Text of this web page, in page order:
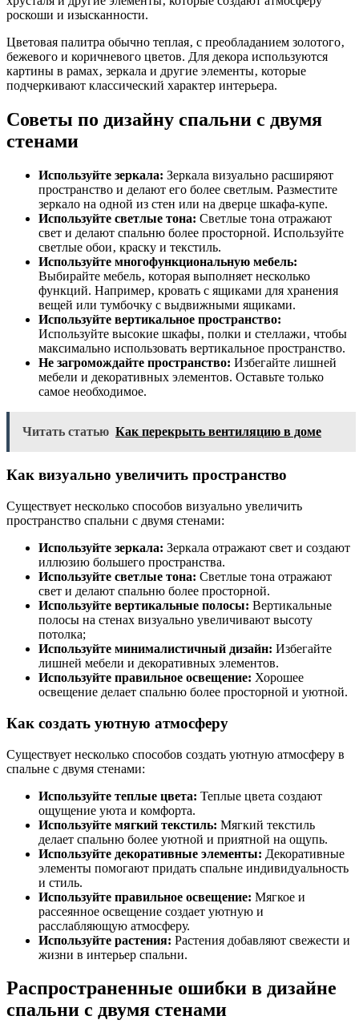
роскоши и изысканности.
Цветовая палитра обычно теплая‚ с преобладанием золотого‚
бежевого и коричневого цветов. Для декора используются
картины в рамах‚ зеркала и другие элементы‚ которые
подчеркивают классический характер интерьера.
Советы по дизайну спальни с двумя
стенами
Используйте зеркала: Зеркала визуально расширяют
пространство и делают его более светлым. Разместите
зеркало на одной из стен или на дверце шкафа-купе.
Используйте светлые тона: Светлые тона отражают
свет и делают спальню более просторной. Используйте
светлые обои‚ краску и текстиль.
Используйте многофункциональную мебель:
Выбирайте мебель‚ которая выполняет несколько
функций. Например‚ кровать с ящиками для хранения
вещей или тумбочку с выдвижными ящиками.
Используйте вертикальное пространство:
Используйте высокие шкафы‚ полки и стеллажи‚ чтобы
максимально использовать вертикальное пространство.
Не загромождайте пространство: Избегайте лишней
мебели и декоративных элементов. Оставьте только
самое необходимое.
Читать статью Как перекрыть вентиляцию в доме
Как визуально увеличить пространство
Существует несколько способов визуально увеличить
пространство спальни с двумя стенами:
Используйте зеркала: Зеркала отражают свет и создают
иллюзию большего пространства.
Используйте светлые тона: Светлые тона отражают
свет и делают спальню более просторной.
Используйте вертикальные полосы: Вертикальные
полосы на стенах визуально увеличивают высоту
потолка;
Используйте минималистичный дизайн: Избегайте
лишней мебели и декоративных элементов.
Используйте правильное освещение: Хорошее
освещение делает спальню более просторной и уютной.
Как создать уютную атмосферу
Существует несколько способов создать уютную атмосферу в
спальне с двумя стенами:
Используйте теплые цвета: Теплые цвета создают
ощущение уюта и комфорта.
Используйте мягкий текстиль: Мягкий текстиль
делает спальню более уютной и приятной на ощупь.
Используйте декоративные элементы: Декоративные
элементы помогают придать спальне индивидуальность
и стиль.
Используйте правильное освещение: Мягкое и
рассеянное освещение создает уютную и
расслабляющую атмосферу.
Используйте растения: Растения добавляют свежести и
жизни в интерьер спальни.
Распространенные ошибки в дизайне
спальни с двумя стенами